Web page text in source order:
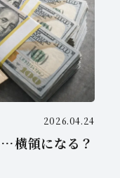
2026.04.24
横領になる？